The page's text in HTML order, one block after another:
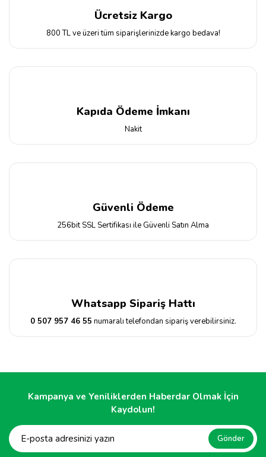
Ücretsiz Kargo
800 TL ve üzeri tüm siparişlerinizde kargo bedava!
Kapıda Ödeme İmkanı
Nakit
Güvenli Ödeme
256bit SSL Sertifikası ile Güvenli Satın Alma
Whatsapp Sipariş Hattı
0 507 957 46 55 numaralı telefondan sipariş verebilirsiniz.
Kampanya ve Yeniliklerden Haberdar Olmak İçin
Kaydolun!
Gönder